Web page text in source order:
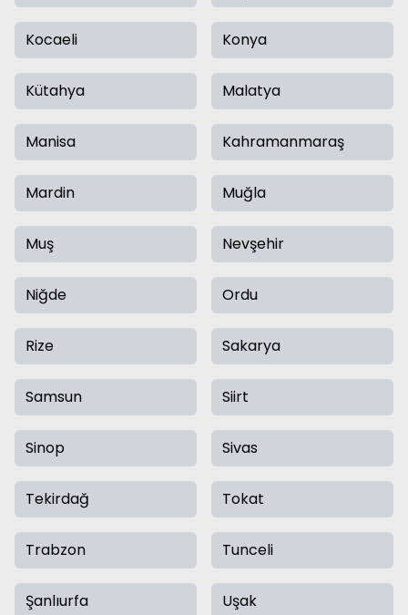
Kocaeli Konya
Kütahya Malatya
Manisa Kahramanmaraş
Mardin Muğla
Muş Nevşehir
Niğde Ordu
Rize Sakarya
Samsun Siirt
Sinop Sivas
Tekirdağ Tokat
Trabzon Tunceli
Şanlıurfa Uşak